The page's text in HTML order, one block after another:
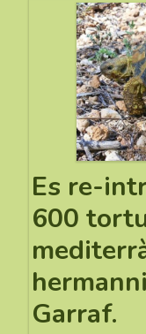
Es re-
600
Garraf.